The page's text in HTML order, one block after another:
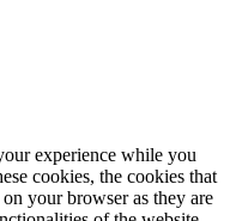
experience while you
cookies, the cookies that
on your browser as they are